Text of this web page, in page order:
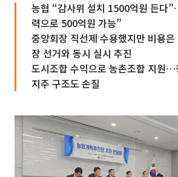
농협 “감사위 설치 1500억원 든다
력으로 500억원 가능”
중앙회장 직선제 수용했지만 비용
장 선거와 동시 실시 추진
도시조합 수익으로 농촌조합 지원…
지주 구조도 손질